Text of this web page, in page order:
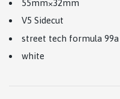
55mm×32mm
V5 Sidecut
street tech formula 99a
white